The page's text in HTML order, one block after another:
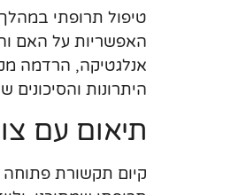
טיפול תרופתי
האפשריות על האם
אנלגטיקה, הרדמה
היתרונות
תיאום עם
קיום תקשורת פתוחה